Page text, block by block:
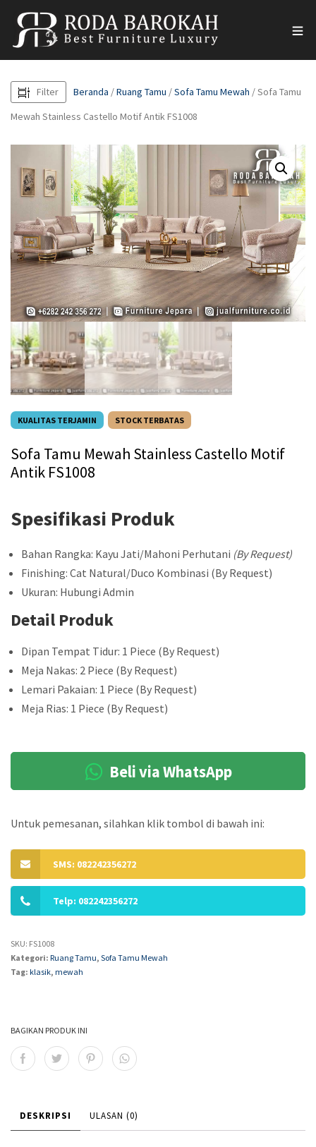
Filter Beranda /Ruang Tamu /Sofa Tamu Mewah / Sofa Tamu
Mewah Stainless Castello Motif Antik FS1008
KUALITAS TERJAMIN STOCK TERBATAS
Sofa Tamu Mewah Stainless Castello Motif
Antik FS1008
Spesifikasi Produk
Bahan Rangka: Kayu Jati/Mahoni Perhutani (By Request)
Finishing: Cat Natural/Duco Kombinasi (By Request)
Ukuran: Hubungi Admin
Detail Produk
Dipan Tempat Tidur: 1 Piece (By Request)
Meja Nakas: 2 Piece (By Request)
Lemari Pakaian: 1 Piece (By Request)
Meja Rias: 1 Piece (By Request)
Beli via WhatsApp
Untuk pemesanan, silahkan klik tombol di bawah ini:
SMS: 082242356272
Telp: 082242356272
SKU: FS1008
Kategori: Ruang Tamu, Sofa Tamu Mewah
Tag: klasik, mewah
BAGIKAN PRODUK INI
DESKRIPSI ULASAN (0)